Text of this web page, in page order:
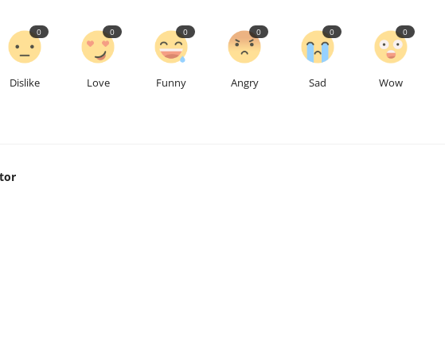
Dislike
0
Love
0
Funny
0
Angry
0
Sad
0
Wow
0